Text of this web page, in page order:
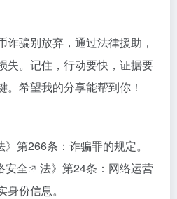
骗别放弃，通过法律援助，
失。记住，行动要快，证据要
希望我的分享能帮到你！
第266条：诈骗罪的规定。
安全
法》第24条：网络运营
份信息。